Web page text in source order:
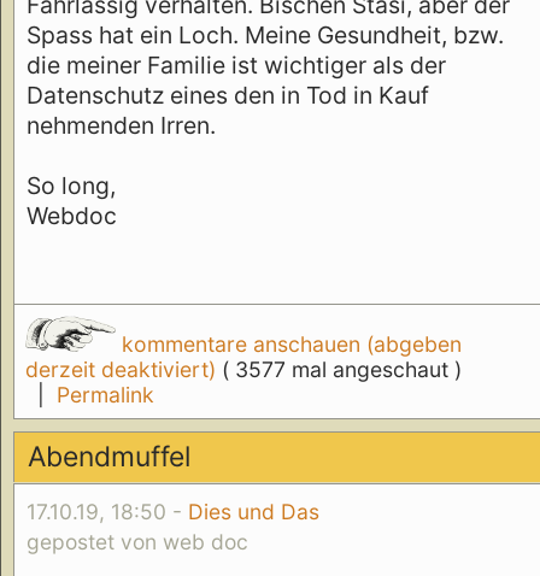
Spass hat ein Loch. Meine Gesundheit, bzw.
die meiner Familie ist wichtiger als der
Datenschutz eines den in Tod in Kauf
nehmenden Irren.
So long,
Webdoc
kommentare anschauen (abgeben
derzeit deaktiviert) ( 3577 mal angeschaut )
Permalink
Abendmuffel
17.10.19, 18:50 - Dies und Das
gepostet von web doc